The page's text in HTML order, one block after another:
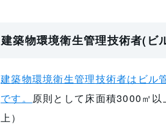
建築物環境衛生管理技術者(ビ
建築物環境衛生管理技術者はビル
です。 原則として床面積3000㎡
上）